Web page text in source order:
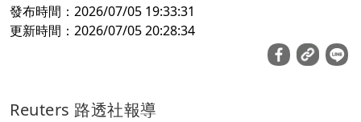
發布時間：2026/07/05 19:33:31
更新時間：2026/07/05 20:28:34
Reuters 路透社報導